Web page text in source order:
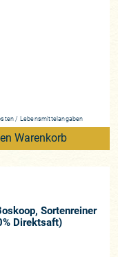
/ Lebensmittelangaben
Warenkorb
Sortenreiner
Direktsaft)